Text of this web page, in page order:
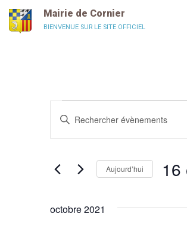
Mairie de Cornier
BIENVENUE SUR LE SITE OFFICIEL
Recherche
et
de
Évènements
Saisir
mot-
Rechercher
mot-
Aujourd’hui 16
octobre 2021
Panneau de gestion des cookies